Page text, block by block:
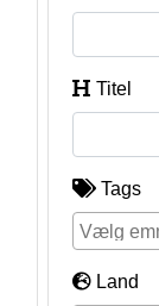
Titel
Tags
Land